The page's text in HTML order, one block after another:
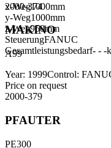
x-Weg1000mm
y-Weg1000mm
z-Weg950mm
SteuerungFANUC
Gesamtleistungsbedarf- - -
2000-374
MAKINO
A99
Year: 1999Control:
Price on request
2000-379
PFAUTER
PE300